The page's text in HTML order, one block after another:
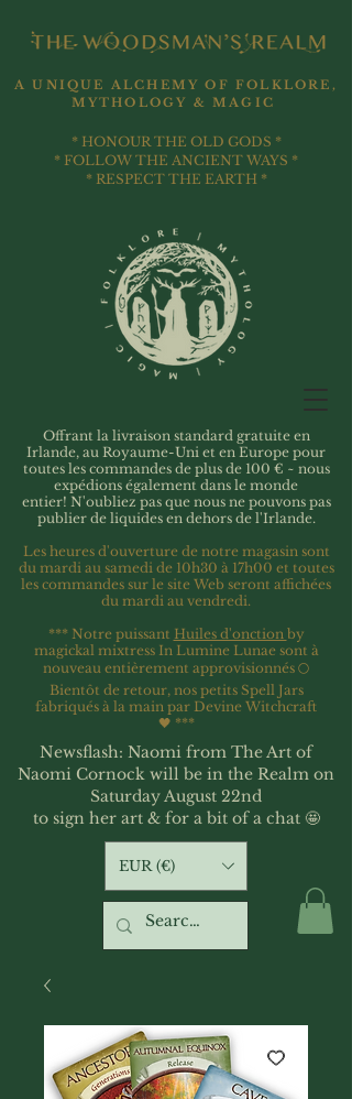
Offrant la livraison standard gratuite en
Irlande, au Royaume-Uni et en Europe pour
toutes les commandes de plus de 100 € ~ nous
expédions également dans le monde
entier! N'oubliez pas que nous ne pouvons pas
publier de liquides en dehors de l'Irlande.
Les heures d'ouverture de notre magasin sont
du mardi au samedi de 10h30 à 17h00 et toutes
les commandes sur le site Web seront affichées
du mardi au vendredi.
*** Notre puissant Huiles d'onction by
magickal mixtress In Lumine Lunae sont à
nouveau entièrement approvisionnés 🌕
Bientôt de retour, nos petits Spell Jars
fabriqués à la main par Devine Witchcraft
🖤 ***
A UNIQUE ALCHEMY OF FOLKLORE,
MYTHOLOGY & MAGIC
* HONOUR THE OLD GODS *
* FOLLOW THE ANCIENT WAYS *
* RESPECT THE EARTH *
EUR (€)
Newsflash: Naomi from The Art of
Naomi Cornock will be in the Realm on
Saturday August 22nd
to sign her art & for a bit of a chat 🤩